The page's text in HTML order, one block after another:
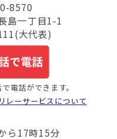
8570
島一丁目1-1
大代表)
電話ができます。
レーサービスについて
ら17時15分